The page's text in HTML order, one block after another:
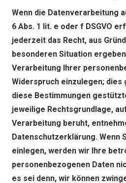
Wenn die Datenverarbeitung
6 Abs. 1 lit. e oder f DSGVO
jederzeit das Recht, aus
besonderen Situation
Verarbeitung Ihrer
Widerspruch einzulegen; dies
diese Bestimmungen
jeweilige Rechtsgrundlage,
Verarbeitung beruht,
Datenschutzerklärung. Wenn
einlegen, werden wir Ihre
personenbezogenen Daten
es sei denn, wir können